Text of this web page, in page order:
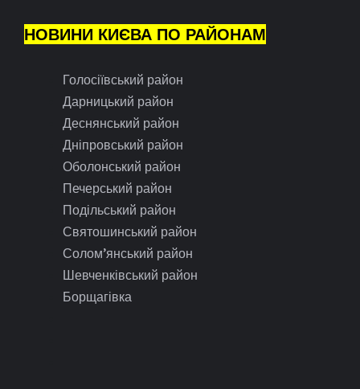
НОВИНИ КИЄВА ПО РАЙОНАМ
Голосіївський район
Дарницький район
Деснянський район
Дніпровський район
Оболонський район
Печерський район
Подільський район
Святошинський район
Солом’янський район
Шевченківський район
Борщагівка